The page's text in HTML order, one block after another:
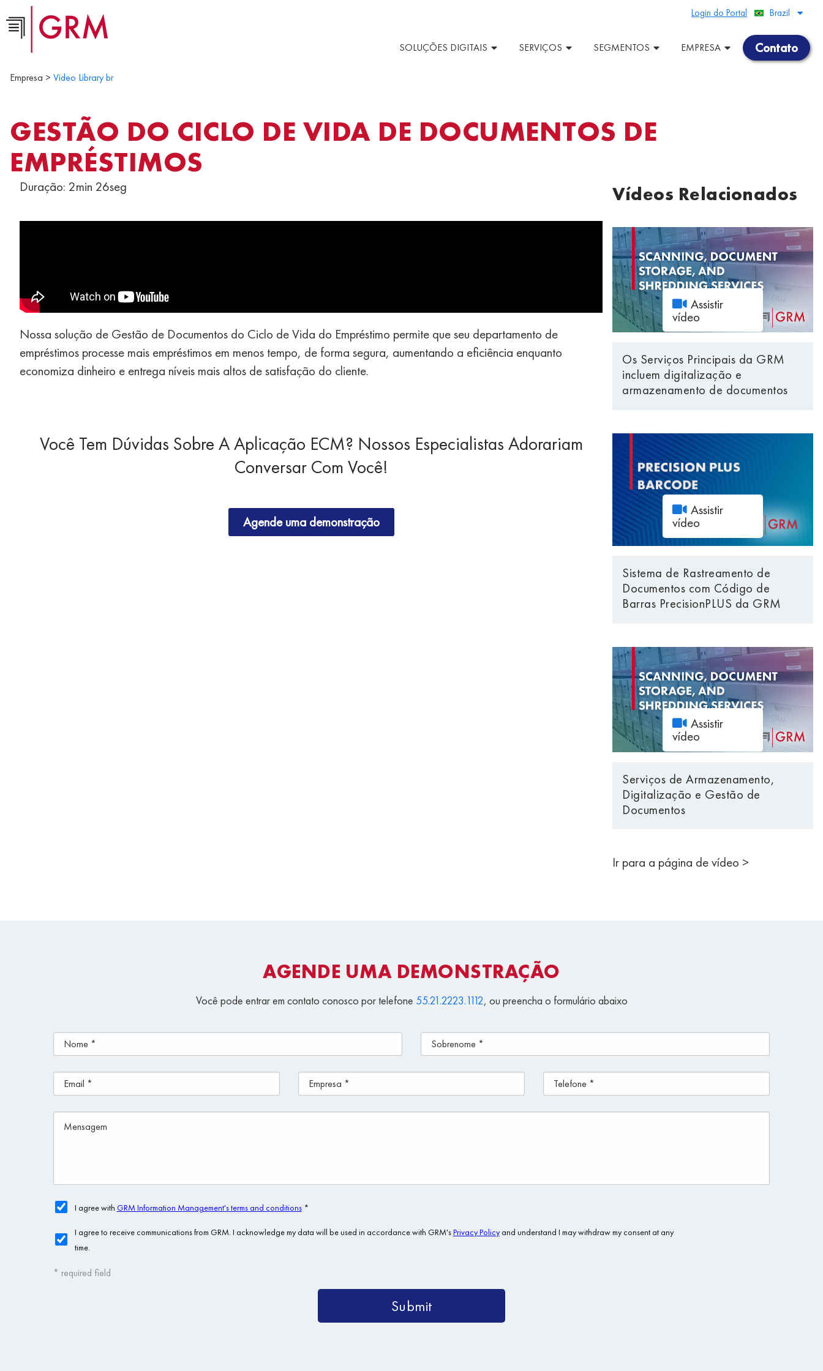
Brazil
Peru
Login do Portal
Contato
SOLUÇÕES DIGITAIS SERVIÇOS SEGMENTOS EMPRESA
Empresa > Video Library br
GESTÃO DO CICLO DE VIDA DE DOCUMENTOS DE
EMPRÉSTIMOS
Duração: 2min 26seg
Nossa solução de Gestão de Documentos do Ciclo de Vida do Empréstimo permite que seu departamento de
empréstimos processe mais empréstimos em menos tempo, de forma segura, aumentando a eficiência enquanto
economiza dinheiro e entrega níveis mais altos de satisfação do cliente.
Você Tem Dúvidas Sobre A Aplicação ECM? Nossos Especialistas Adorariam
Conversar Com Você!
Agende uma demonstração
Vídeos Relacionados
Assistir
vídeo
Os Serviços Principais da GRM
incluem digitalização e
armazenamento de documentos
Assistir
vídeo
Sistema de Rastreamento de
Documentos com Código de
Barras PrecisionPLUS da GRM
Assistir
vídeo
Serviços de Armazenamento,
Digitalização e Gestão de
Documentos
Ir para a página de vídeo >
AGENDE UMA DEMONSTRAÇÃO
Você pode entrar em contato conosco por telefone 55.21.2223.1112, ou preencha o formulário abaixo